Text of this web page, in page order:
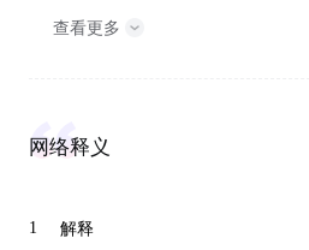
查看更多
网络释义
1 解释